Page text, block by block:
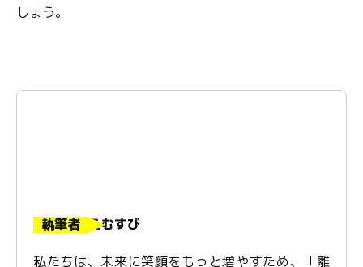
しょう。
執筆者 えむすび
私たちは、未来に笑顔をもっと増やすため、「離